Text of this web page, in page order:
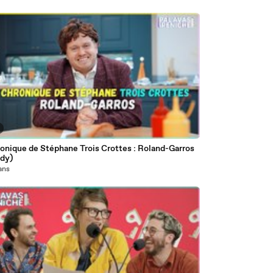
de Stéphane Trois Crottes : Roland-Garros